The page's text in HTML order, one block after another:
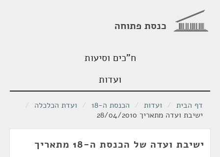
כנסת פתוחה
ח"כים וסיעות
ועדות
דף הבית / ועדות / הכנסת ה-18 / ועדת הכלכלה /
ישיבת ועדה מתאריך 28/04/2010
ישיבת ועדה של הכנסת ה-18 מתאריך